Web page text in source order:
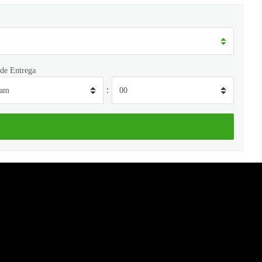
Entrega
: